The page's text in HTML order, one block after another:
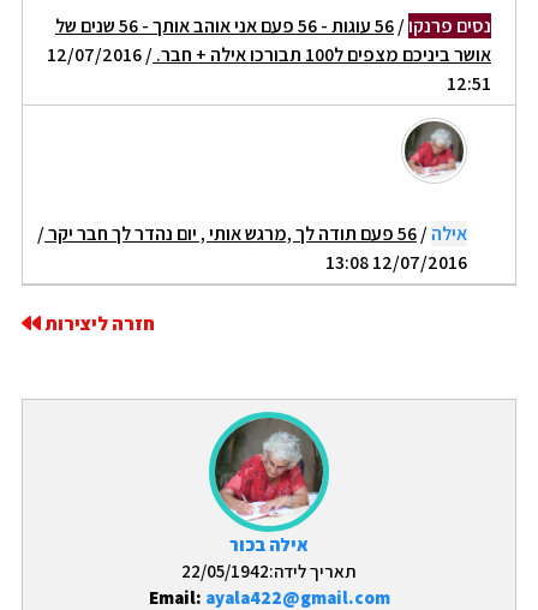
אילה בכור
תאריך לידה:22/05/1942
Email: ayala422@gmail.com
נסים פרנקו/
56 עוגות - 56 פעם אני אוהב אותך - 56 שנים של
אושר ביניכם מצפים ל100 תבורכו אילה + חבר.
/ 12/07/2016
12:51
אילה/56 פעם תודה לך ,מרגש אותי , יום נהדר לך חבר יקר
/
12/07/2016 13:08
חזרה ליצירות